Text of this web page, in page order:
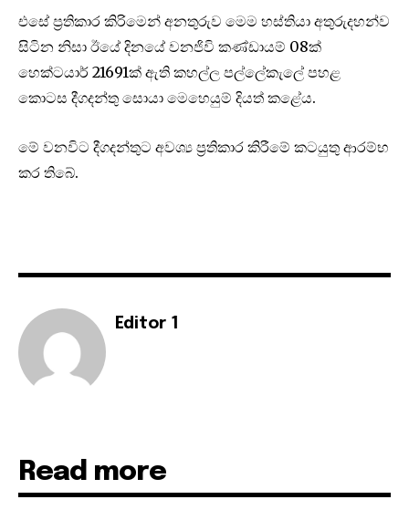
එස‌ේ ප්‍රතිකාර කිරිම‌ෙන් අනතුරුව ම‌ෙ‌ම හස්තියා අතුරුදහන්ව
සිටින නිසා ඊය‌ේ දිනය‌ේ වනජිවි කණ්ඩායම් 08ක්
හ‌ෙක්ටයාර් 21691ක් ඇති කහල්ල පල්ල‌ේකැල‌ේ පහළ
ක‌ොටස දීගදන්තු ස‌ොයා ම‌ෙහ‌ෙයුම් දියත් කළ‌ේය.
මේ වනවිට දීගදන්තුට අවශ්‍ය ප්‍රතිකාර කිරීමේ කටයුතු ආරම්භ
කර තිබේ.
Editor 1
Read more